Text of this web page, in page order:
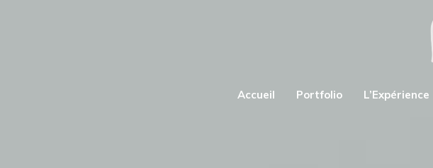
Accueil Portfolio L’Expérience